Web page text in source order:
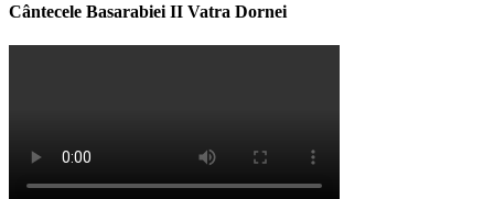
Cântecele Basarabiei II Vatra Dornei